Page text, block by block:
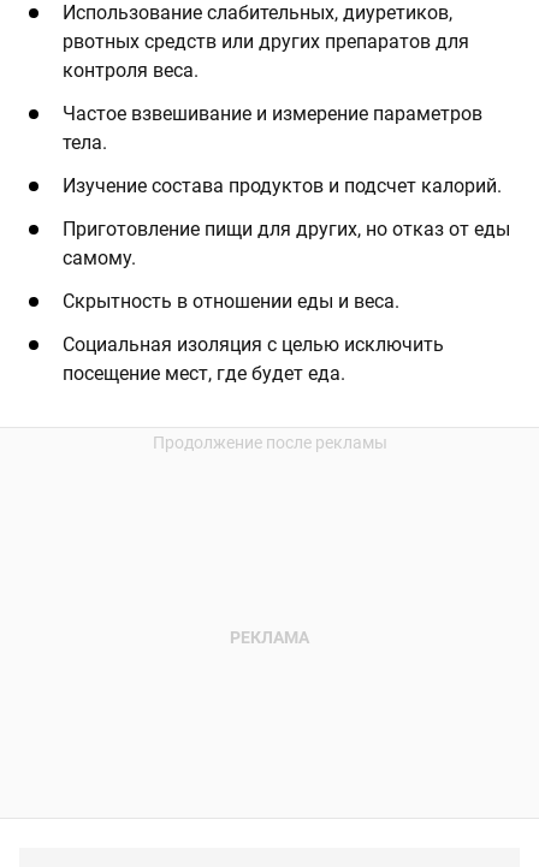
Использование слабительных, диуретиков,
рвотных средств или других препаратов для
контроля веса.
Частое взвешивание и измерение параметров
тела.
Изучение состава продуктов и подсчет калорий.
Приготовление пищи для других, но отказ от еды
самому.
Скрытность в отношении еды и веса.
Социальная изоляция с целью исключить
посещение мест, где будет еда.